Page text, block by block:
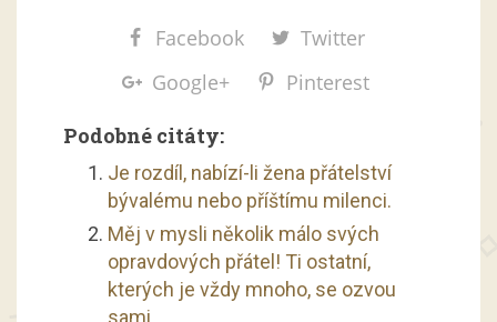
Facebook
Twitter
Google+
Pinterest
Podobné citáty:
Je rozdíl, nabízí-li žena přátelství
bývalému nebo příštímu milenci.
Měj v mysli několik málo svých
opravdových přátel! Ti ostatní,
kterých je vždy mnoho, se ozvou
sami.